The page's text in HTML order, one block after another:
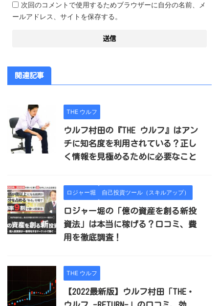
次回のコメントで使用するためブラウザーに自分の名前、メ
ールアドレス、サイトを保存する。
関連記事
THE ウルフ
ウルフ村田の『THE ウルフ』はアン
チに知名度を利用されている？正し
く情報を見極めるために必要なこと
ロジャー堀 自己投資ツール（スキルアップ）
ロジャー堀の「億の資産を創る新投
資法」は本当に稼げる？口コミ、費
用を徹底調査！
THE ウルフ
【2022最新版】ウルフ村田「THE・